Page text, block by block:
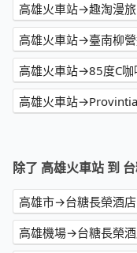
高雄火車站→趣淘漫
高雄火車站→臺南柳
高雄火車站→85度C咖
高雄火車站
除了 高雄火車站 到
高雄市→台糖長榮酒
高雄機場→台糖長榮